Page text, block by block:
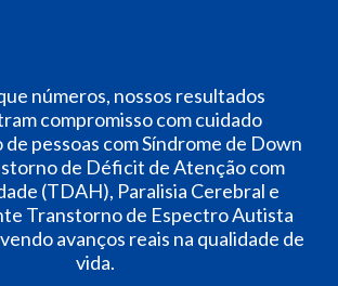
números, nossos resultados
compromisso com cuidado
de pessoas com Síndrome de Down
de Déficit de Atenção com
(TDAH), Paralisia Cerebral e
Transtorno de Espectro Autista
avanços reais na qualidade de
vida.